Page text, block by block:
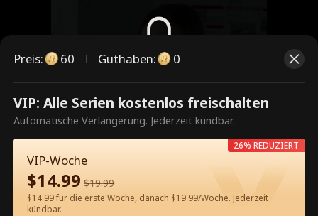
Dies ist eine kostenpflichtige
Episode. Bitte entsperren, um
weiterzusehen.
60Jetzt entsperren
Preis: 60 Guthaben: 0
VIP: Alle Serien kostenlos freischalten
Automatische Verlängerung. Jederzeit kündbar.
VIP-Woche
$14.99 $19.99
$14.99 für die erste Woche, danach $19.99/Woche. Jederzeit
kündbar.
26% REDUZIERT